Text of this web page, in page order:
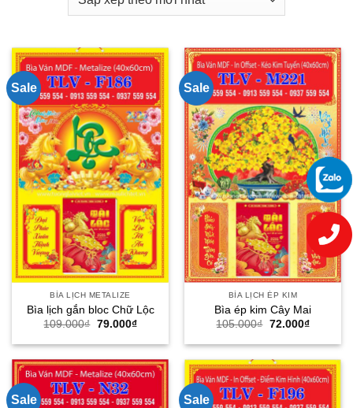
Sale
BÌA LỊCH METALIZE
Bìa lịch gắn bloc Chữ Lộc
109.000₫ Giá
là:
79.000₫Giá
tại
79.000₫.
Sale
BÌA LỊCH ÉP KIM
Bìa ép kim Cây Mai
105.000₫ Giá
là:
72.000₫Giá
tại
72.000₫.
Sale Sale